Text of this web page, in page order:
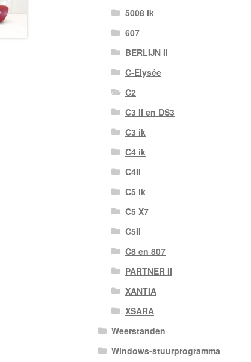
5008 ik
607
BERLIJN II
C-Elysée
C2
C3 II en DS3
C3 ik
C4 ik
C4II
C5 ik
C5 X7
C5II
C8 en 807
PARTNER II
XANTIA
XSARA
Weerstanden
Windows-stuurprogramma